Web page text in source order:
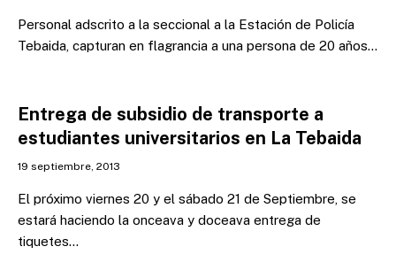
Personal adscrito a la seccional a la Estación de Policía
Tebaida, capturan en flagrancia a una persona de 20 años…
Entrega de subsidio de transporte a
estudiantes universitarios en La Tebaida
19 septiembre, 2013
El próximo viernes 20 y el sábado 21 de Septiembre, se
estará haciendo la onceava y doceava entrega de
tiquetes…